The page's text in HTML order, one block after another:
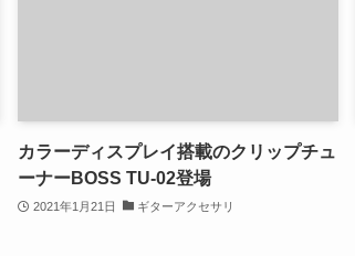
カラーディスプレイ搭載のクリップチュ
ーナーBOSS TU-02登場
2021年1月21日 ギターアクセサリ